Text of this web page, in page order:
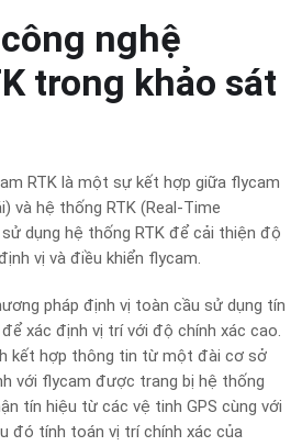
nghệ
trong khảo sát
RTK là một sự kết hợp giữa flycam
và hệ thống RTK (Real-Time
dụng hệ thống RTK để cải thiện độ
vị và điều khiển flycam.
pháp định vị toàn cầu sử dụng tín
xác định vị trí với độ chính xác cao.
kết hợp thông tin từ một đài cơ sở
với flycam được trang bị hệ thống
tín hiệu từ các vệ tinh GPS cùng với
đó tính toán vị trí chính xác của